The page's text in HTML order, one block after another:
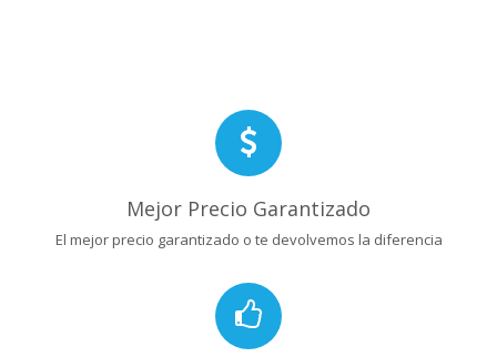
Mejor Precio Garantizado
El mejor precio garantizado o te devolvemos la diferencia